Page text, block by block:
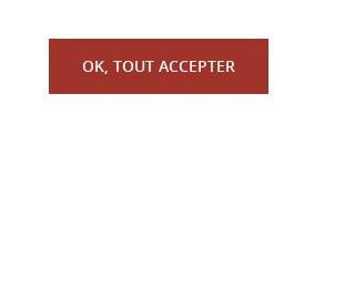
OK, TOUT ACCEPTER